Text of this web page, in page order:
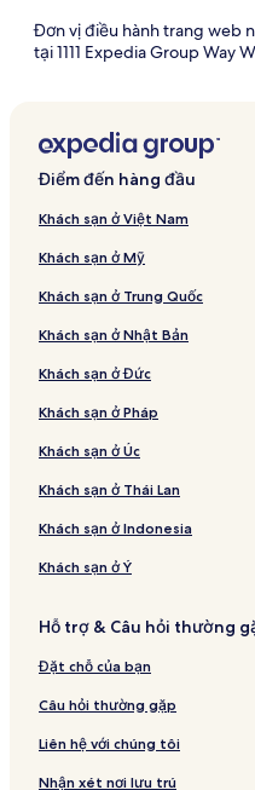
Đơn vị điều hành trang web
tại 1111 Expedia Group Way
Điểm đến hàng đầu
Khách sạn ở Việt Nam
Khách sạn ở Mỹ
Khách sạn ở Trung Quốc
Khách sạn ở Nhật Bản
Khách sạn ở Đức
Khách sạn ở Pháp
Khách sạn ở Úc
Khách sạn ở Thái Lan
Khách sạn ở Indonesia
Khách sạn ở Ý
Hỗ trợ & Câu hỏi thường
Đặt chỗ của bạn
Câu hỏi thường gặp
Liên hệ với chúng tôi
Nhận xét nơi lưu trú